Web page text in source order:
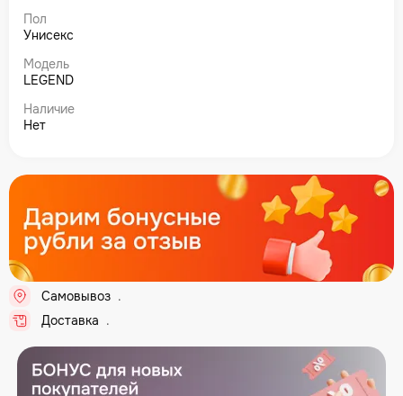
Пол
Унисекс
Модель
LEGEND
Наличие
Нет
Самовывоз .
Доставка .